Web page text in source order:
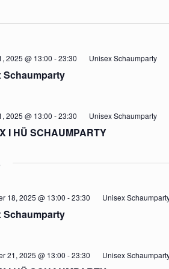
Schaumparty
2025 @ 13:00 -23:30 Unisex Schaumparty
I HÜ SCHAUMPARTY
2025 @ 13:00 -23:30 Unisex Schaumparty
Schaumparty
18, 2025 @ 13:00 -23:30 Unisex
21, 2025 @ 13:00 -23:30 Unisex